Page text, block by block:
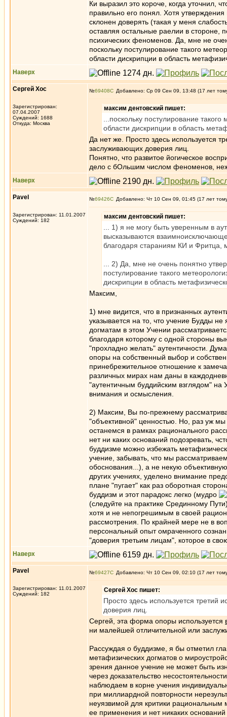
Ки выразил это короче, когда уточнил,
правильно его понял. Хотя
склонен доверять (такая у меня
оставляя остальные раелии в стороне,
психических феноменов. Да, мне не
поскольку постулирование такого
области дискрипции в область
Наверх
Сергей Хос
Зарегистрирован:
07.04.2007
Суждений: 1688
Откуда: Москва
№69408 Добавлено: Ср 09 Сен 09, 13:48 (17 лет
максим дентовский пишет:
...поскольку постулирование
области дискрипции в область
Да нет же. Просто здесь используется
заслуживающих доверия лиц.
Понятно, что развитое йогическое
дело с бОльшим числом феноменов,
Наверх
Pavel
Зарегистрирован: 11.01.2007
Суждений: 182
№69426 Добавлено: Чт 10 Сен 09, 01:45 (17 лет
максим дентовский пишет:
... 1) я не могу быть уверенным в
высказываются
благодаря стараниям КИ и Фритца,
... 2) Да, мне не очень понятно
постулирование такого
дискрипции в область
Максим,
1) мне видится, что в признанных
указывается на то, что учение Будды не
догматам в этом Учении
благодаря которому с одной стороны
"прохладно желать" аутентичности.
опоры на собственный выбор и
принебрежительное отношение к
различных мирах нам даны в
"аутентичным буддийским взглядом" на
внимания и осмысления.
2) Максим, Вы по-прежнему
"объективной" ценностью. Но, раз уж
останемся в рамках рационального
нет ни каких оснований подозревать,
буддизме можно избежать
учение, забывать, что мы
обоснования...), а не некую
других учениях, уделено внимание
плане "пугает" как раз оборотная
буддизм и этот парадокс легко (мудро
(следуйте на практике Срединному
хотя и не непогрешимым в своей
рассмотрения. По крайней мере не в
персональный опыт омраченного
"доверия третьим лицам", которое в
Наверх
Pavel
Зарегистрирован: 11.01.2007
Суждений: 182
№69427 Добавлено: Чт 10 Сен 09, 02:10 (17 лет
Сергей Хос пишет:
Просто здесь используется третий
доверия лиц.
Сергей, эта форма опоры используется
ни малейшей отличительной или
Рассуждая о буддизме, я бы отметил
метафизических догматов о
зрения данное учение не может быть
через доказательство
наблюдаем в корне учения
при миллиардной повторности
неуязвимой для критики рациональным
ее применения и нет никаких